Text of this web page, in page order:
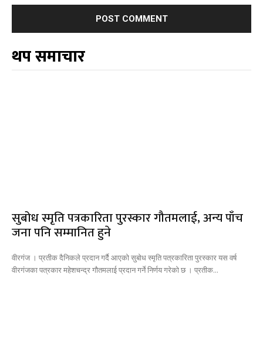
थप समाचार
सुबोध स्मृति पत्रकारिता पुरस्कार गौतमलाई, अन्य पाँच
जना पनि सम्मानित हुने
वीरगंज । प्रतीक दैनिकले प्रदान गर्दै आएको सुबोध स्मृति पत्रकारिता पुरस्कार यस वर्ष
वीरगंजका पत्रकार महेशचन्द्र गौतमलाई प्रदान गर्ने निर्णय गरेको छ । प्रतीक...